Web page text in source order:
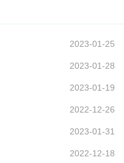
2023-01-25
2023-01-28
2023-01-19
2022-12-26
2023-01-31
2022-12-18